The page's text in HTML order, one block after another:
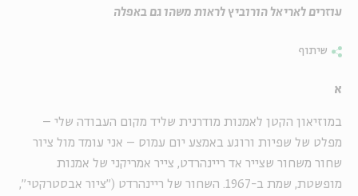
עוזרים לאריאל הורוביץ לראות משהו גם באפלה
שיתוף
א
במוזיאון הקטן לאמנות מודרנית שליד מקום העבודה שלי –
מפלט של שפיות ורוגע באמצע יום עמוס – אני עומד מול ציור
שחור משחור שצייר אד ריינהרדט, צייר אמריקני של אמנות
מופשטת, שמת ב-1967. השחור של ריינהרדט ("ציור אבסטרקטי",